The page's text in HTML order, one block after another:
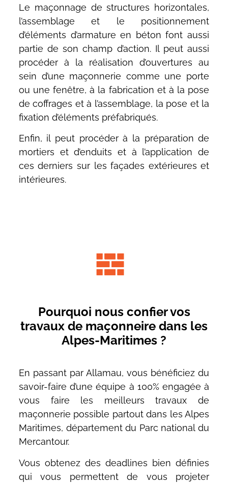
Le maçonnage de structures horizontales,
l’assemblage et le positionnement
d’éléments d’armature en béton font aussi
partie de son champ d’action. Il peut aussi
procéder à la réalisation d’ouvertures au
sein d’une maçonnerie comme une porte
ou une fenêtre, à la fabrication et à la pose
de coffrages et à l’assemblage, la pose et la
fixation d’éléments préfabriqués.
Enfin, il peut procéder à la préparation de
mortiers et d’enduits et à l’application de
ces derniers sur les façades extérieures et
intérieures.
Pourquoi nous confier vos
travaux de maçonneire dans les
Alpes-Maritimes ?
En passant par Allamau, vous bénéficiez du
savoir-faire d’une équipe à 100% engagée à
vous faire les meilleurs travaux de
maçonnerie possible partout dans les Alpes
Maritimes, département du Parc national du
Mercantour.
Vous obtenez des deadlines bien définies
qui vous permettent de vous projeter